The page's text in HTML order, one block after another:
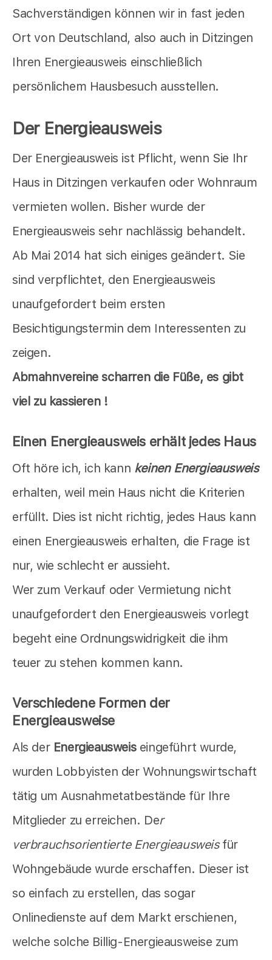
Sachverständigen können wir in fast jeden
Ort von Deutschland, also auch in Ditzingen
Ihren Energieausweis einschließlich
persönlichem Hausbesuch ausstellen.
Der Energieausweis
Der Energieausweis ist Pflicht, wenn Sie Ihr
Haus in Ditzingen verkaufen oder Wohnraum
vermieten wollen. Bisher wurde der
Energieausweis sehr nachlässig behandelt.
Ab Mai 2014 hat sich einiges geändert. Sie
sind verpflichtet, den Energieausweis
unaufgefordert beim ersten
Besichtigungstermin dem Interessenten zu
zeigen.
Abmahnvereine scharren die Füße, es gibt
viel zu kassieren !
Einen Energieausweis erhält jedes Haus
Oft höre ich, ich kann keinen Energieausweis
erhalten, weil mein Haus nicht die Kriterien
erfüllt. Dies ist nicht richtig, jedes Haus kann
einen Energieausweis erhalten, die Frage ist
nur, wie schlecht er aussieht.
Wer zum Verkauf oder Vermietung nicht
unaufgefordert den Energieausweis vorlegt
begeht eine Ordnungswidrigkeit die ihm
teuer zu stehen kommen kann.
Verschiedene Formen der
Energieausweise
Als der Energieausweiseingeführt wurde,
wurden Lobbyisten der Wohnungswirtschaft
tätig um Ausnahmetatbestände für Ihre
Mitglieder zu erreichen. Der
verbrauchsorientierte Energieausweisfür
Wohngebäude wurde erschaffen. Dieser ist
so einfach zu erstellen, das sogar
Onlinedienste auf dem Markt erschienen,
welche solche Billig-Energieausweise zum